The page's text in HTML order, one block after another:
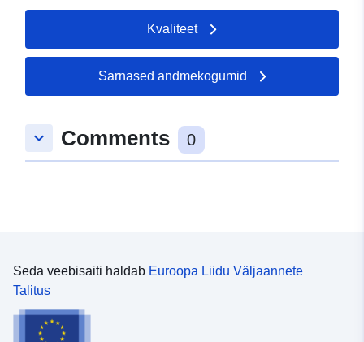
Kvaliteet
Sarnased andmekogumid
keyboard_arrow_down Comments 0
Seda veebisaiti haldab Euroopa Liidu Väljaannete
Talitus